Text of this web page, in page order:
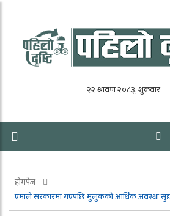
होमपेज
एमाले सरकारमा गएपछि मुलुकको आर्थिक अवस्था सुदृढ